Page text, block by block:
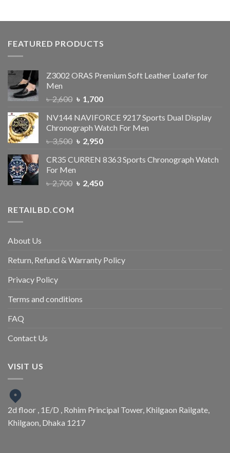
FEATURED PRODUCTS
Z3002 ORAS Premium Soft Leather Loafer for
Men
৳2,600 ৳ 1,700
NV144 NAVIFORCE 9217 Sports Dual Display
Chronograph Watch For Men
৳3,500 ৳ 2,950
CR35 CURREN 8363 Sports Chronograph Watch
For Men
৳2,700 ৳ 2,450
RETAILBD.COM
About Us
Return, Refund & Warranty Policy
Privacy Policy
Terms and conditions
FAQ
Contact Us
VISIT US
2d floor , 1E/D , Rohim Principal Tower, Khilgaon Railgate,
Khilgaon, Dhaka 1217